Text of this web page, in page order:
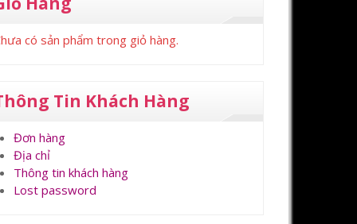
có sản phẩm trong giỏ hàng.
Tin Khách Hàng
Đơn hàng
Địa chỉ
Thông tin khách hàng
Lost password